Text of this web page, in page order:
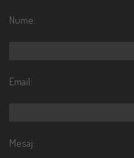
Nume:
Email:
Mesaj: